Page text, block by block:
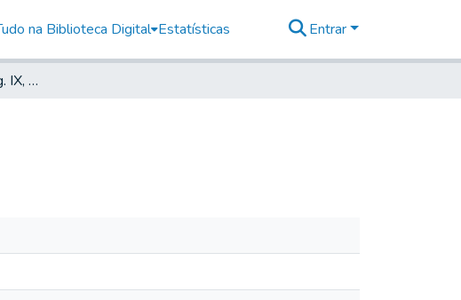
na Biblioteca Digital Estatísticas Entrar
Germania, 1886, Jahrg. IX, nr. 081